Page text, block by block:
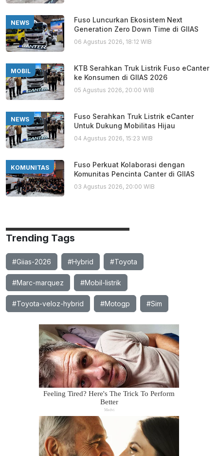
NEWS
Fuso Luncurkan Ekosistem Next
Generation Zero Down Time di GIIAS
06 Agustus 2026, 18:12 WIB
MOBIL
KTB Serahkan Truk Listrik Fuso eCanter
ke Konsumen di GIIAS 2026
05 Agustus 2026, 20:00 WIB
NEWS
Fuso Serahkan Truk Listrik eCanter
Untuk Dukung Mobilitas Hijau
04 Agustus 2026, 15:23 WIB
KOMUNITAS
Fuso Perkuat Kolaborasi dengan
Komunitas Pencinta Canter di GIIAS
03 Agustus 2026, 20:00 WIB
Trending Tags
#Giias-2026 #Hybrid #Toyota
#Marc-marquez #Mobil-listrik
#Toyota-veloz-hybrid #Motogp #Sim